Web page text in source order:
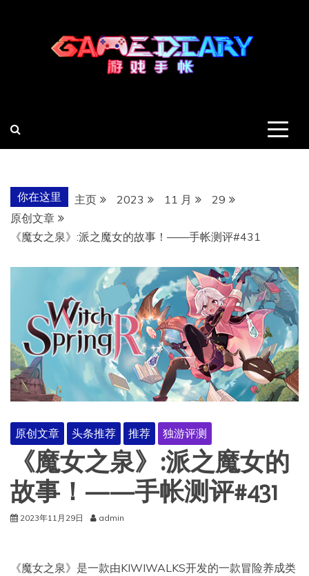
你在这里 主页 2023 11 月
29
原创文章
《魔女之泉》:派之魔女的故事！——手帐测评#431
原创文章 头条推荐 推荐 独游评测
《魔女之泉》:派之魔女的
故事！——手帐测评#431
2023年11月29日 admin
《魔女之泉》是一款由KIWIWALKS开发的一款冒险养成类